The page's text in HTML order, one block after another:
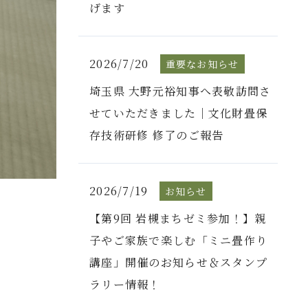
げます
2026/7/20 重要なお知らせ
埼玉県 大野元裕知事へ表敬訪問さ
せていただきました｜文化財畳保
存技術研修 修了のご報告
2026/7/19 お知らせ
【第9回 岩槻まちゼミ参加！】親
子やご家族で楽しむ「ミニ畳作り
講座」開催のお知らせ＆スタンプ
ラリー情報！